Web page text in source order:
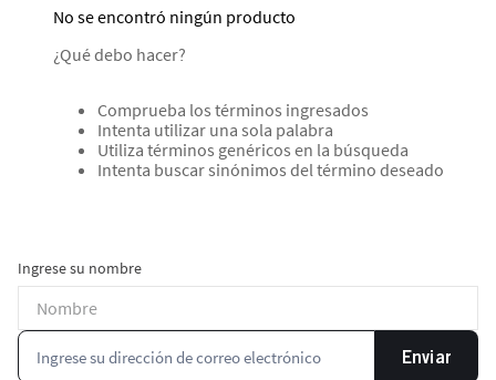
No se encontró ningún producto
¿Qué debo hacer?
Comprueba los términos ingresados
Intenta utilizar una sola palabra
Utiliza términos genéricos en la búsqueda
Intenta buscar sinónimos del término deseado
Ingrese su nombre
Enviar